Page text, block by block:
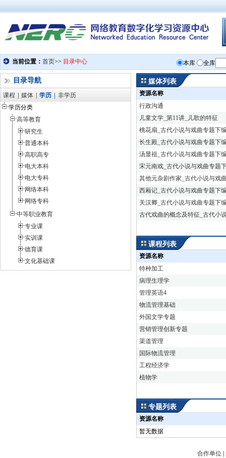
目录导航
课程 媒体 学历
非学历
学历分类
高等教育
研究生
普通本科
高职高专
电大本科
电大专科
网络本科
网络专科
中等职业教育
专业课
实训课
德育课
文化基础课
媒体列表
资源名称
行政沟通
儿童文学_第11讲_儿歌的特征
桃花扇_古代小说与戏曲专题下
长生殿_古代小说与戏曲专题下
汤显祖_古代小说与戏曲专题下
宋元南戏_古代小说与戏曲专题
其他元杂剧作家_古代小说与戏
西厢记_古代小说与戏曲专题下
关汉卿_古代小说与戏曲专题下
古代戏曲的概念及特征_古代小
课程列表
资源名称
特种加工
病理生理学
管理英语4
物流管理基础
外国文学专题
营销管理创新专题
渠道管理
国际物流管理
工程经济学
植物学
专题列表
资源名称
暂无数据